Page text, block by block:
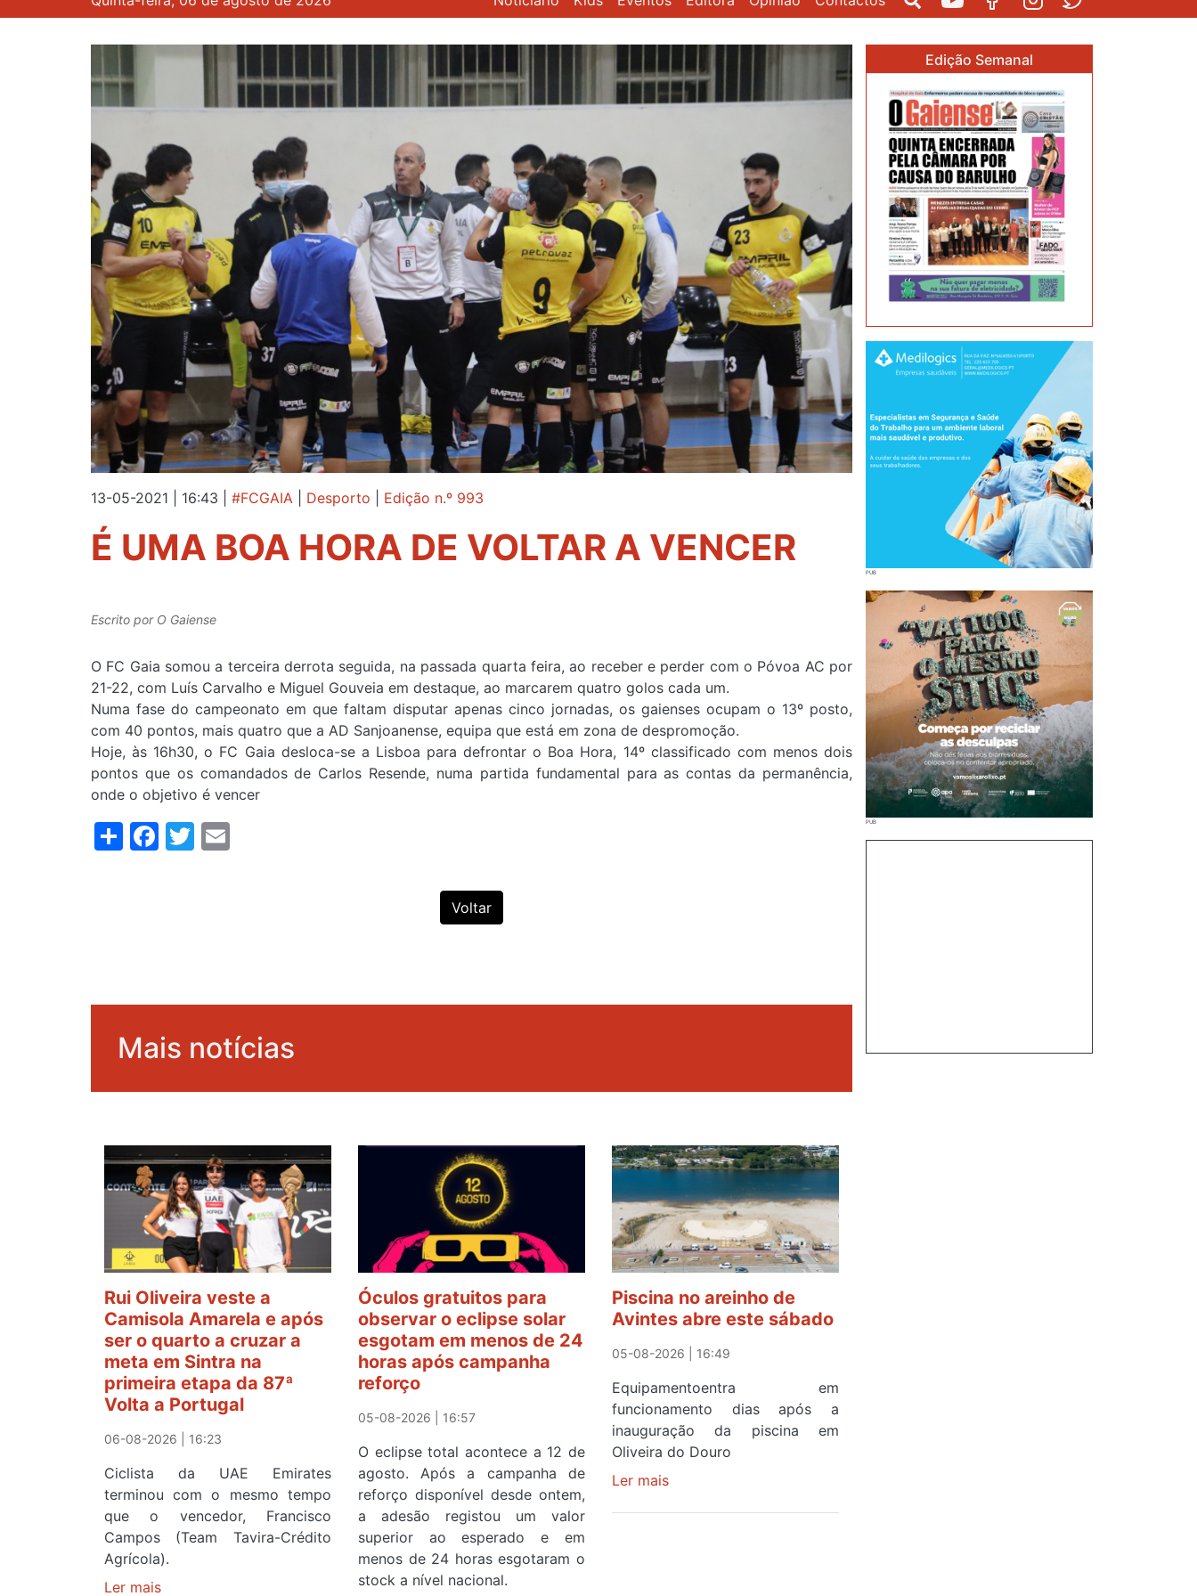
13-05-2021 | 16:43 #FCGAIA Desporto Edição n.º 993
É UMA BOA HORA DE VOLTAR A VENCER
Escrito por O Gaiense
O FC Gaia somou a terceira derrota seguida, na passada quarta feira, ao receber e perder com o Póvoa AC por
21-22, com Luís Carvalho e Miguel Gouveia em destaque, ao marcarem quatro golos cada um.
Numa fase do campeonato em que faltam disputar apenas cinco jornadas, os gaienses ocupam o 13º posto,
com 40 pontos, mais quatro que a AD Sanjoanense, equipa que está em zona de despromoção.
Hoje, às 16h30, o FC Gaia desloca-se a Lisboa para defrontar o Boa Hora, 14º classificado com menos dois
pontos que os comandados de Carlos Resende, numa partida fundamental para as contas da permanência,
onde o objetivo é vencer
ShareFacebook
Twitter
Voltar
Mais notícias
Rui Oliveira veste a
Camisola Amarela e após
ser o quarto a cruzar a
meta em Sintra na
primeira etapa da 87ª
Volta a Portugal
06-08-2026 | 16:23
Ciclista da UAE Emirates
terminou com o mesmo tempo
que o vencedor, Francisco
Campos (Team Tavira-Crédito
Agrícola).
Ler mais
Óculos gratuitos para
observar o eclipse solar
esgotam em menos de 24
horas após campanha
reforço
05-08-2026 | 16:57
O eclipse total acontece a 12 de
agosto. Após a campanha de
reforço disponível desde ontem,
a adesão registou um valor
superior ao esperado e em
menos de 24 horas esgotaram o
stock a nível nacional.
Piscina no areinho de
Avintes abre este sábado
05-08-2026 | 16:49
Equipamentoentra em
funcionamento dias após a
inauguração da piscina em
Oliveira do Douro
Ler maissobre
Edição Semanal